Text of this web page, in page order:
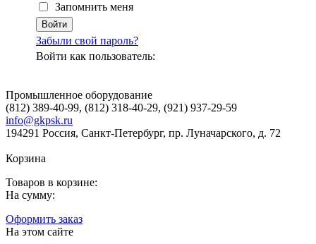
Запомнить меня
Забыли свой пароль?
Войти как пользователь:
Промышленное оборудование
(812) 389-40-99, (812) 318-40-29, (921) 937-29-59
info@gkpsk.ru
194291 Россия, Санкт-Петербург, пр. Луначарского, д. 72
Корзина
Товаров в корзине:
На сумму:
Оформить заказ
На этом сайте